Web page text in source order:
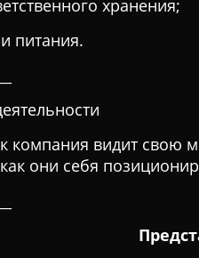
хранения;
питания.
компания видит свою
они себя